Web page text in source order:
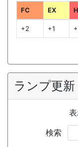
FC EX
+2 +1
ランプ更新
検索